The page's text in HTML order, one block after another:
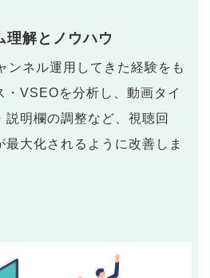
理解とノウハウ
ンネル運用してきた経験をも
・VSEOを分析し、動画タイ
説明欄の調整など、視聴回
大化されるように改善しま